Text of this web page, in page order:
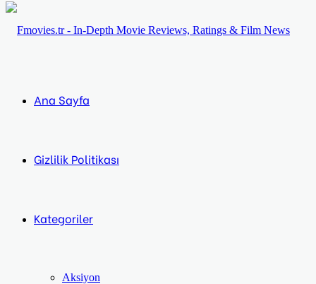
Ana Sayfa
Gizlilik Politikası
Kategoriler
Aksiyon